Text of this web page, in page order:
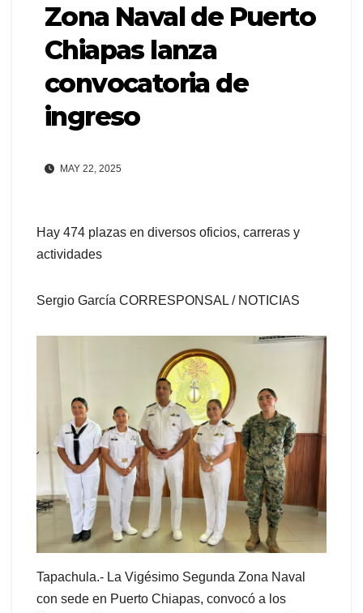
Zona Naval de Puerto
Chiapas lanza
convocatoria de
ingreso
MAY 22, 2025
Hay 474 plazas en diversos oficios, carreras y
actividades
Sergio García CORRESPONSAL / NOTICIAS
Tapachula.- La Vigésimo Segunda Zona Naval
con sede en Puerto Chiapas, convocó a los